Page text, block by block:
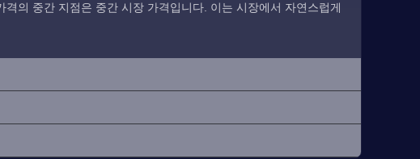
의 중간 지점은 중간 시장 가격입니다. 이는 시장에서 자연스럽게